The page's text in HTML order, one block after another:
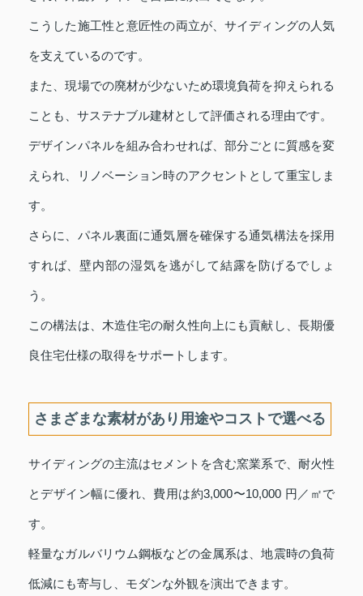
こうした施工性と意匠性の両立が、サイディングの人気
を支えているのです。
また、現場での廃材が少ないため環境負荷を抑えられる
ことも、サステナブル建材として評価される理由です。
デザインパネルを組み合わせれば、部分ごとに質感を変
えられ、リノベーション時のアクセントとして重宝しま
す。
さらに、パネル裏面に通気層を確保する通気構法を採用
すれば、壁内部の湿気を逃がして結露を防げるでしょ
う。
この構法は、木造住宅の耐久性向上にも貢献し、長期優
良住宅仕様の取得をサポートします。
さまざまな素材があり用途やコストで選べる
サイディングの主流はセメントを含む窯業系で、耐火性
とデザイン幅に優れ、費用は約3,000〜10,000 円／㎡で
す。
軽量なガルバリウム鋼板などの金属系は、地震時の負荷
低減にも寄与し、モダンな外観を演出できます。